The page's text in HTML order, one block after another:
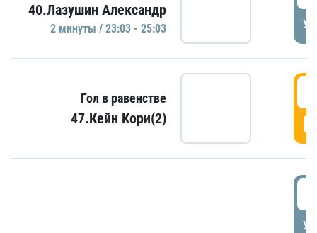
40.Лазушин Александр
2 минуты / 23:03 - 25:03
Гол в равенстве
47.Кейн Кори(2)